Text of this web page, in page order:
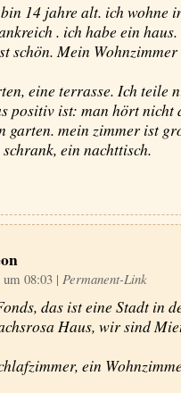
14 jahre alt. ich wohne
. ich habe ein
schön. Mein
eine terrasse. Ich teile
positiv ist: man hört nicht
mein zimmer ist
ein nachttisch.
08:03 | Permanent-Link
das ist eine Stadt in
Haus, wir sind
ein